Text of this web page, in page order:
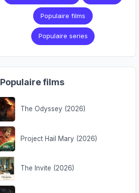
Populaire films
Populaire series
Populaire films
The Odyssey (2026)
Project Hail Mary (2026)
The Invite (2026)